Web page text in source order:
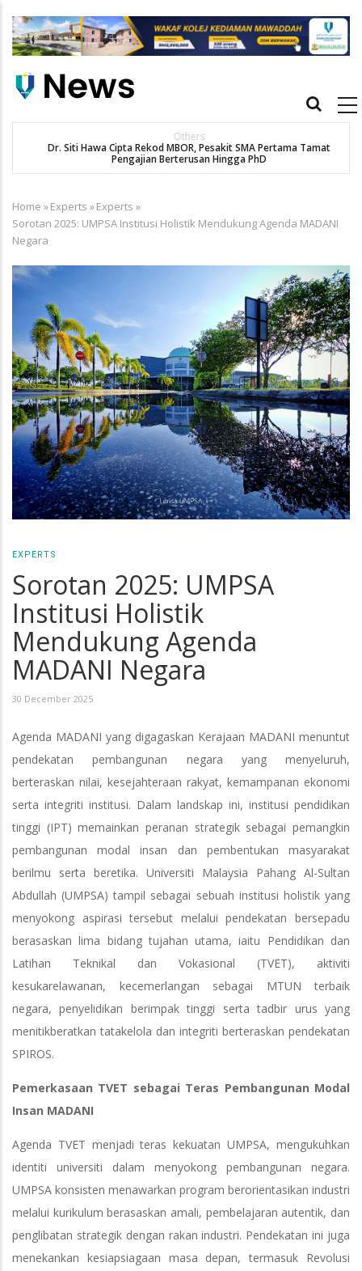
main
Main
Others
Dr. Siti Hawa Cipta Rekod MBOR, Pesakit SMA Pertama Tamat
Pengajian Berterusan Hingga PhD
Breadcrumb
Home »Experts »Experts »
Sorotan 2025: UMPSA Institusi Holistik Mendukung Agenda MADANI
Negara
EXPERTS
Sorotan 2025: UMPSA
Institusi Holistik
Mendukung Agenda
MADANI Negara
30 December 2025
Agenda MADANI yang digagaskan Kerajaan MADANI menuntut
pendekatan pembangunan negara yang menyeluruh,
berteraskan nilai, kesejahteraan rakyat, kemampanan ekonomi
serta integriti institusi. Dalam landskap ini, institusi pendidikan
tinggi (IPT) memainkan peranan strategik sebagai pemangkin
pembangunan modal insan dan pembentukan masyarakat
berilmu serta beretika. Universiti Malaysia Pahang Al-Sultan
Abdullah (UMPSA) tampil sebagai sebuah institusi holistik yang
menyokong aspirasi tersebut melalui pendekatan bersepadu
berasaskan lima bidang tujahan utama, iaitu Pendidikan dan
Latihan Teknikal dan Vokasional (TVET), aktiviti
kesukarelawanan, kecemerlangan sebagai MTUN terbaik
negara, penyelidikan berimpak tinggi serta tadbir urus yang
menitikberatkan tatakelola dan integriti berteraskan pendekatan
SPIROS.
Pemerkasaan TVET sebagai Teras Pembangunan Modal
Insan MADANI
Agenda TVET menjadi teras kekuatan UMPSA, mengukuhkan
identiti universiti dalam menyokong pembangunan negara.
UMPSA konsisten menawarkan program berorientasikan industri
melalui kurikulum berasaskan amali, pembelajaran autentik, dan
penglibatan strategik dengan rakan industri. Pendekatan ini juga
menekankan kesiapsiagaan masa depan, termasuk Revolusi